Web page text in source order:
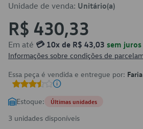
Unidade de venda: Unitário(a)
R$ 430,33
Em até 💳 10x de R$ 43,03 sem juros
Informações sobre condições de
Essa peça é vendida e entregue por:
Estoque: Últimas unidades
3 unidades disponíveis